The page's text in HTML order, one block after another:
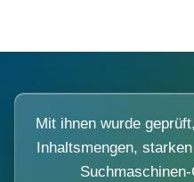
Mit ihnen wurde
Inhaltsmengen,